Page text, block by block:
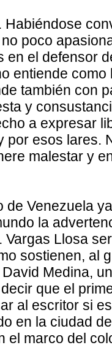
poco
en el defensor
entiende
también con
y
a expresar
por esos lares.
malestar y
de Venezuela
la
Llosa
sostienen, al
Medina,
que el
al escritor si
en la ciudad
el marco del